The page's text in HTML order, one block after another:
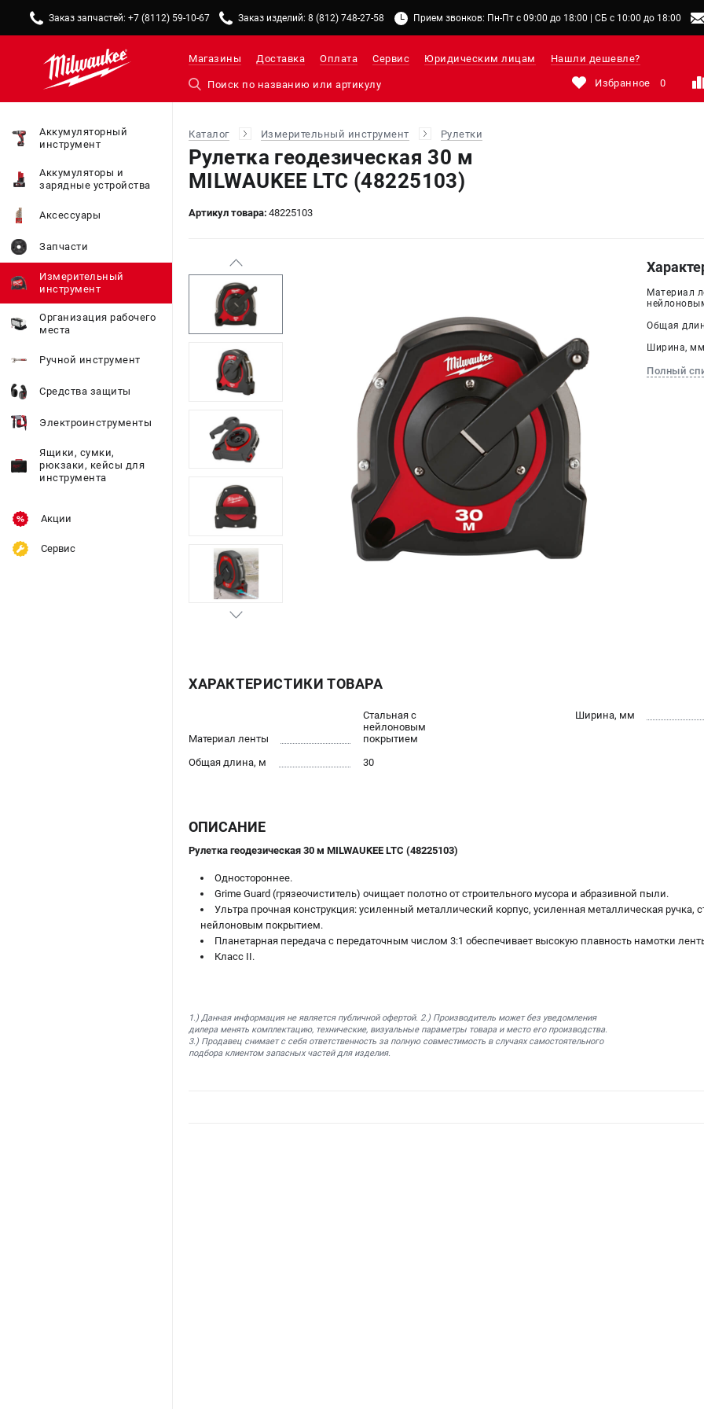
Заказ запчастей: +7 (8112) 59-10-67 Заказ изделий: 8 (812) 748-27-58 Прием звонков: Пн-Пт с 09:00 до 18:00 | СБ с 10:00 до 18:00
Магазины Доставка Оплата Сервис Юридическим лицам Нашли дешевле?
Избранное 0
Аккумуляторный
инструмент
Аккумуляторы и
зарядные устройства
Аксессуары
Запчасти
Измерительный
инструмент
Организация рабочего
места
Ручной инструмент
Средства защиты
Электроинструменты
Ящики, сумки,
рюкзаки, кейсы для
инструмента
Акции
Сервис
Каталог Измерительный инструмент Рулетки
Рулетка геодезическая 30 м
MILWAUKEE LTC (48225103)
Артикул товара: 48225103
Материал
Общая
Ширина,
Полный
ХАРАКТЕРИСТИКИ ТОВАРА
Материал ленты
Стальная с
нейлоновым
покрытием
Общая длина, м
30
Ширина, мм
ОПИСАНИЕ
Рулетка геодезическая 30 м MILWAUKEE LTC (48225103)
Одностороннее.
Grime Guard (грязеочиститель) очищает полотно от строительного мусора и абразивной пыли.
Ультра прочная конструкция: усиленный металлический корпус, усиленная металлическая ручка,
нейлоновым покрытием.
Планетарная передача с передаточным числом 3:1 обеспечивает высокую плавность намотки
Класс II.
1.) Данная информация не является публичной офертой. 2.) Производитель может без уведомления
дилера менять комплектацию, технические, визуальные параметры товара и место его производства.
3.) Продавец снимает с себя ответственность за полную совместимость в случаях самостоятельного
подбора клиентом запасных частей для изделия.